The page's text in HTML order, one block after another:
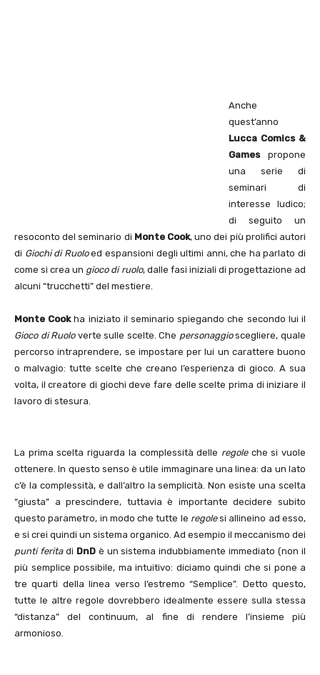
Anche
quest’anno
Lucca Comics &
Gamespropone
una serie di
seminari di
interesse ludico;
di seguito un
resoconto del seminario di Monte Cook, uno dei più prolifici autori
di Giochi di Ruoloed espansioni degli ultimi anni, che ha parlato di
come si crea un gioco di ruolo, dalle fasi iniziali di progettazione ad
alcuni “trucchetti” del mestiere.
Monte Cookha iniziato il seminario spiegando che secondo lui il
Gioco di Ruoloverte sulle scelte. Che personaggioscegliere, quale
percorso intraprendere, se impostare per lui un carattere buono
o malvagio: tutte scelte che creano l’esperienza di gioco. A sua
volta, il creatore di giochi deve fare delle scelte prima di iniziare il
lavoro di stesura.
La prima scelta riguarda la complessità delle regoleche si vuole
ottenere. In questo senso è utile immaginare una linea: da un lato
c’è la complessità, e dall’altro la semplicità. Non esiste una scelta
“giusta” a prescindere, tuttavia è importante decidere subito
questo parametro, in modo che tutte le regolesi allineino ad esso,
e si crei quindi un sistema organico. Ad esempio il meccanismo dei
punti feritadi DnDè un sistema indubbiamente immediato (non il
più semplice possibile, ma intuitivo: diciamo quindi che si pone a
tre quarti della linea verso l’estremo “Semplice”. Detto questo,
tutte le altre regole dovrebbero idealmente essere sulla stessa
“distanza” del continuum, al fine di rendere l’insieme più
armonioso.